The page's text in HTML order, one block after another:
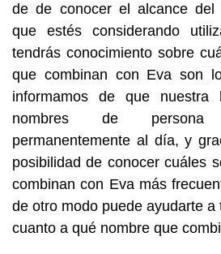
de de conocer el alcance del
que estés considerando
tendrás conocimiento sobre
que combinan con Eva son
informamos de que
nombres de
permanentemente al día, y
posibilidad de conocer cuáles
combinan con Eva más
de otro modo puede ayudarte a
cuanto a qué nombre que